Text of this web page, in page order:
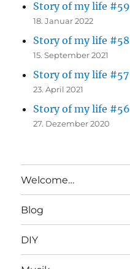
Story of my life #59
18. Januar 2022
Story of my life #58
15. September 2021
Story of my life #57
23. April 2021
Story of my life #56
27. Dezember 2020
Welcome…
Blog
DIY